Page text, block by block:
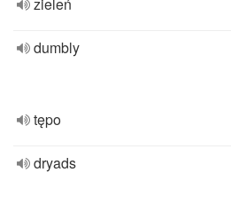
dumbly
tępo
dryads